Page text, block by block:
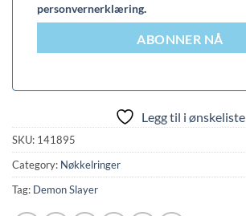
personvernerklæring.
ABONNER NÅ
Legg til i ønskeliste
SKU: 141895
Category: Nøkkelringer
Tag: Demon Slayer